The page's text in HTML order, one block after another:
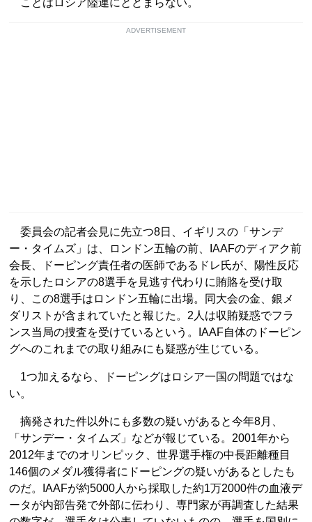
ことはロシア陸連にとどまらない。
ADVERTISEMENT
委員会の記者会見に先立つ8日、イギリスの「サンデ
ー・タイムズ」は、ロンドン五輪の前、IAAFのディアク前
会長、ドーピング責任者の医師であるドレ氏が、陽性反応
を示したロシアの8選手を見逃す代わりに賄賂を受け取
り、この8選手はロンドン五輪に出場。同大会の金、銀メ
ダリストが含まれていたと報じた。2人は収賄疑惑でフラ
ンス当局の捜査を受けているという。IAAF自体のドーピン
グへのこれまでの取り組みにも疑惑が生じている。
1つ加えるなら、ドーピングはロシア一国の問題ではな
い。
摘発された件以外にも多数の疑いがあると今年8月、
「サンデー・タイムズ」などが報じている。2001年から
2012年までのオリンピック、世界選手権の中長距離種目
146個のメダル獲得者にドーピングの疑いがあるとしたも
のだ。IAAFが約5000人から採取した約1万2000件の血液デ
ータが内部告発で外部に伝わり、専門家が再調査した結果